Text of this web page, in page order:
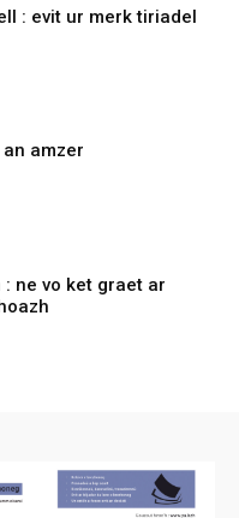
: evit ur merk tiriadel
amzer
ne vo ket graet ar